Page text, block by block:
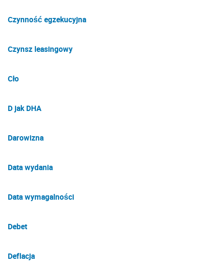
Czynność egzekucyjna
Czynsz leasingowy
Cło
D jak DHA
Darowizna
Data wydania
Data wymagalności
Debet
Deflacja